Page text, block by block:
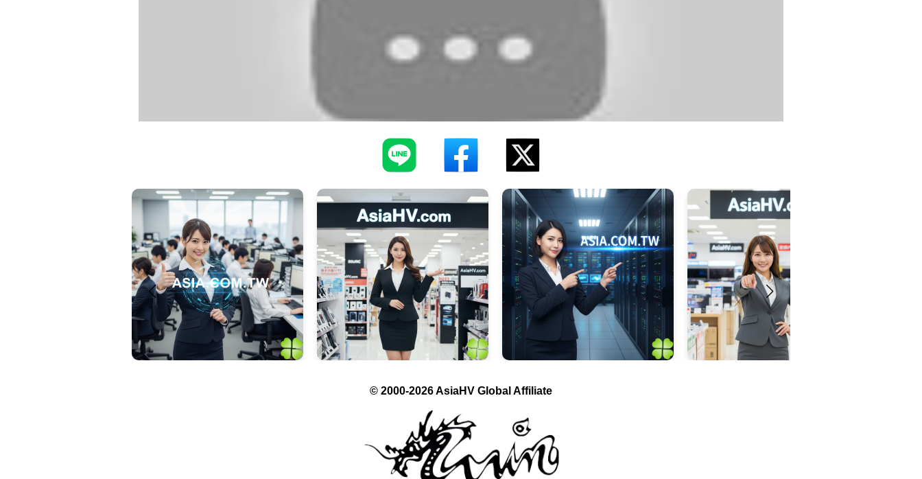
© 2000-2026 AsiaHV Global Affiliate